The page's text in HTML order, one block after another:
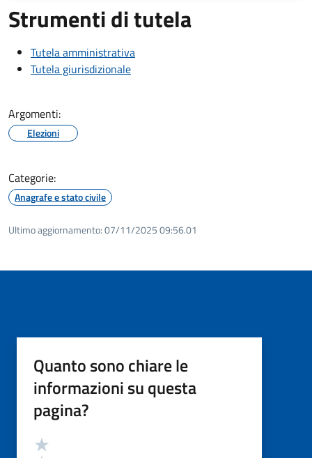
Strumenti di tutela
Tutela amministrativa
Tutela giurisdizionale
Argomenti:
Elezioni
Categorie:
Anagrafe e stato civile
Ultimo aggiornamento:07/11/2025 09:56.01
Quanto sono chiare le
informazioni su questa
pagina?
Valutazione